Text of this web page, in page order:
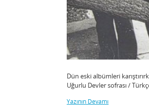
Dün eski albümleri
Uğurlu Devler sofrası /
Yazının Devamı